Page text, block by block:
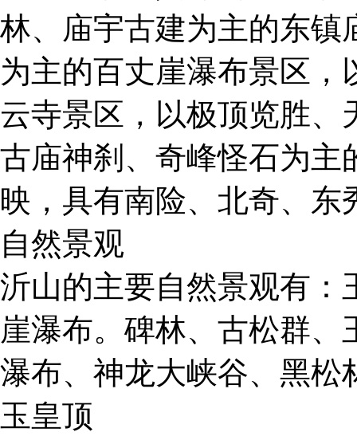
林、庙宇古建为主的东镇
为主的百丈崖瀑布景区
云寺景区，以极顶览胜
古庙神刹、奇峰怪石为主
映，具有南险、北奇、东
自然景观
沂山的主要自然景观有：
崖瀑布。碑林、古松群
瀑布、神龙大峡谷、黑松
玉皇顶